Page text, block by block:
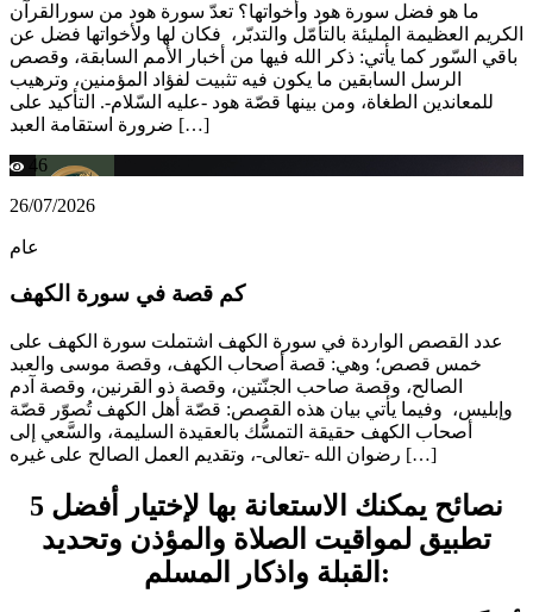
ما هو فضل سورة هود وأخواتها؟ تعدّ سورة هود من سورالقرآن
الكريم العظيمة المليئة بالتأمّل والتدبّر، فكان لها ولأخواتها فضل عن
باقي السّور كما يأتي: ذكر الله فيها من أخبار الأمم السابقة، وقصص
الرسل السابقين ما يكون فيه تثبيت لفؤاد المؤمنين، وترهيب
للمعاندين الطغاة، ومن بينها قصّة هود -عليه السّلام-. التأكيد على
ضرورة استقامة العبد […]
46
26/07/2026
عام
كم قصة في سورة الكهف
عدد القصص الواردة في سورة الكهف اشتملت سورة الكهف على
خمس قصص؛ وهي: قصة أصحاب الكهف، وقصة موسى والعبد
الصالح، وقصة صاحب الجنّتين، وقصة ذو القرنين، وقصة آدم
وإبليس، وفيما يأتي بيان هذه القصص: قصّة أهل الكهف تُصوّر قصّة
أصحاب الكهف حقيقة التمسُّك بالعقيدة السليمة، والسَّعي إلى
رضوان الله -تعالى-، وتقديم العمل الصالح على غيره […]
5 نصائح يمكنك الاستعانة بها لإختيار أفضل
تطبيق لمواقيت الصلاة والمؤذن وتحديد
القبلة واذكار المسلم: